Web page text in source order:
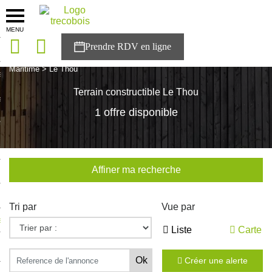
MENU
solutions
Trecobois
à NESTOR
Maritime>Le Thou
Terrain constructible Le Thou
1 offre disponible
Affiner ma recherche
Tri par Vue par
Liste Carte
Créer une alerte